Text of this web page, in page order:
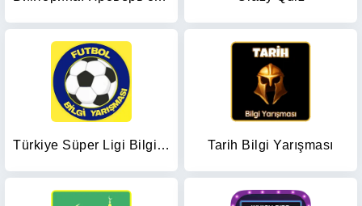
Türkiye Süper Ligi Bilgi Oyunu Tarih Bilgi Yarışması